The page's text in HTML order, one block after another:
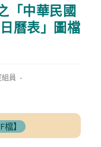
「中華民國
曆表」圖檔
員
】